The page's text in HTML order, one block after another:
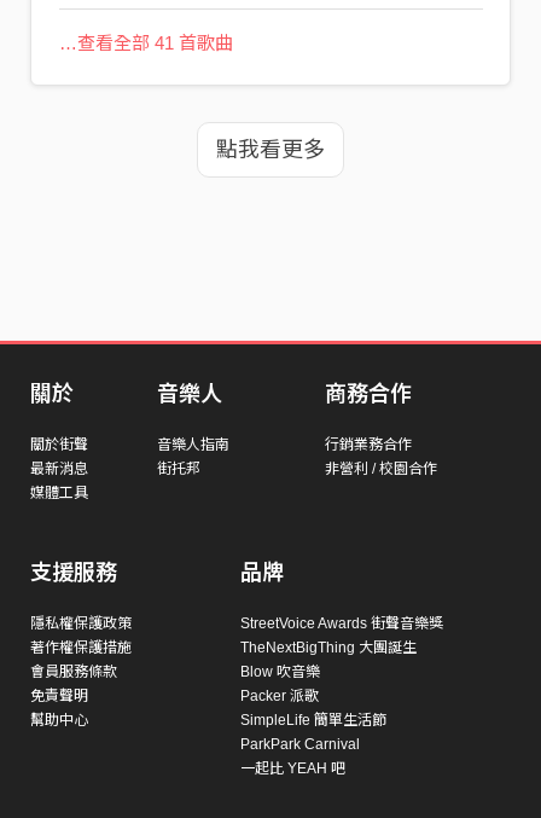
…查看全部 41 首歌曲
點我看更多
關於
關於街聲
最新消息
媒體工具
音樂人
音樂人指南
街托邦
商務合作
行銷業務合作
非營利 / 校園合作
支援服務
隱私權保護政策
著作權保護措施
會員服務條款
免責聲明
幫助中心
品牌
StreetVoice Awards 街聲音樂獎
TheNextBigThing 大團誕生
Blow 吹音樂
Packer 派歌
SimpleLife 簡單生活節
ParkPark Carnival
一起比 YEAH 吧